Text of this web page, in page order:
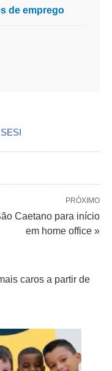
de emprego
SESI
PRÓXIMO
Caetano para início
em home office »
caros a partir de